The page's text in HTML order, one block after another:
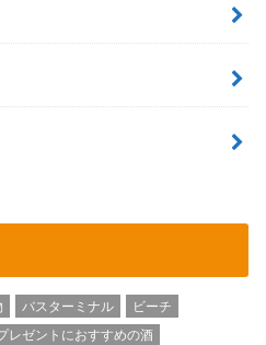
バスターミナル
ビーチ
レゼントにおすすめの酒